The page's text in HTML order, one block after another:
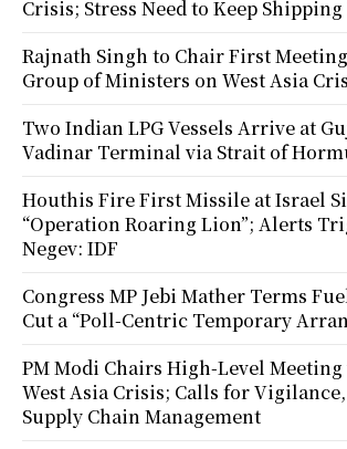
Crisis; Stress Need to Keep
Rajnath Singh to Chair First
Group of Ministers on West Asia
Two Indian LPG Vessels Arrive at
Vadinar Terminal via Strait of
Houthis Fire First Missile at Israel
“Operation Roaring Lion”; Alerts
Negev: IDF
Congress MP Jebi Mather Terms
Cut a “Poll-Centric Temporary
PM Modi Chairs High-Level
West Asia Crisis; Calls for
Supply Chain Management